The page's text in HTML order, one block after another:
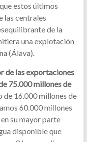
estos últimos
las centrales
de la
una explotación
(Álava).
de las exportaciones
75.000 millones de
de 16.000 millones de
60.000 millones
su mayor parte
disponible que